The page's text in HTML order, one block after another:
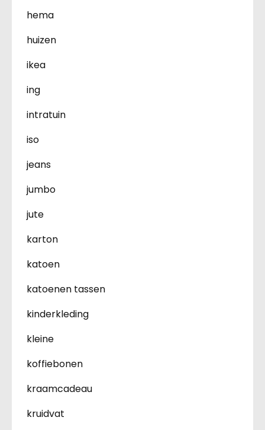
hema
huizen
ikea
ing
intratuin
iso
jeans
jumbo
jute
karton
katoen
katoenen tassen
kinderkleding
kleine
koffiebonen
kraamcadeau
kruidvat